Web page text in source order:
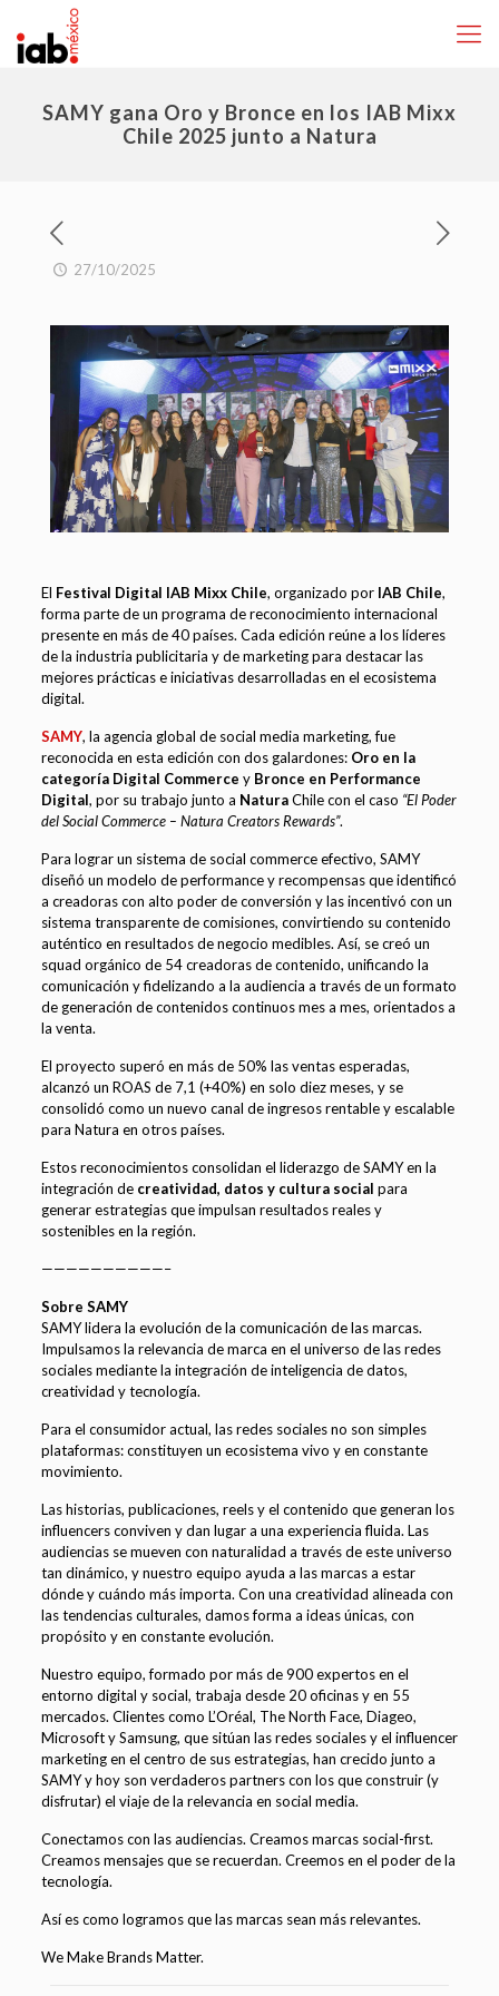
SAMY gana Oro y Bronce en los IAB Mixx
Chile 2025 junto a Natura
27/10/2025
El Festival Digital IAB Mixx Chile, organizado por IAB Chile,
forma parte de un programa de reconocimiento internacional
presente en más de 40 países. Cada edición reúne a los líderes
de la industria publicitaria y de marketing para destacar las
mejores prácticas e iniciativas desarrolladas en el ecosistema
digital.
SAMY, la agencia global de social media marketing, fue
reconocida en esta edición con dos galardones: Oro en la
categoría Digital Commerce y Bronce en Performance
Digital, por su trabajo junto a NaturaChile con el caso “El Poder
del Social Commerce – Natura Creators Rewards”.
Para lograr un sistema de social commerce efectivo, SAMY
diseñó un modelo de performance y recompensas que identificó
a creadoras con alto poder de conversión y las incentivó con un
sistema transparente de comisiones, convirtiendo su contenido
auténtico en resultados de negocio medibles. Así, se creó un
squad orgánico de 54 creadoras de contenido, unificando la
comunicación y fidelizando a la audiencia a través de un formato
de generación de contenidos continuos mes a mes, orientados a
la venta.
El proyecto superó en más de 50% las ventas esperadas,
alcanzó un ROAS de 7,1 (+40%) en solo diez meses, y se
consolidó como un nuevo canal de ingresos rentable y escalable
para Natura en otros países.
Estos reconocimientos consolidan el liderazgo de SAMY en la
integración de creatividad, datos y cultura social para
generar estrategias que impulsan resultados reales y
sostenibles en la región.
——————————–
Sobre SAMY
SAMY lidera la evolución de la comunicación de las marcas.
Impulsamos la relevancia de marca en el universo de las redes
sociales mediante la integración de inteligencia de datos,
creatividad y tecnología.
Para el consumidor actual, las redes sociales no son simples
plataformas: constituyen un ecosistema vivo y en constante
movimiento.
Las historias, publicaciones, reels y el contenido que generan los
influencers conviven y dan lugar a una experiencia fluida. Las
audiencias se mueven con naturalidad a través de este universo
tan dinámico, y nuestro equipo ayuda a las marcas a estar
dónde y cuándo más importa. Con una creatividad alineada con
las tendencias culturales, damos forma a ideas únicas, con
propósito y en constante evolución.
Nuestro equipo, formado por más de 900 expertos en el
entorno digital y social, trabaja desde 20 oficinas y en 55
mercados. Clientes como L’Oréal, The North Face, Diageo,
Microsoft y Samsung, que sitúan las redes sociales y el influencer
marketing en el centro de sus estrategias, han crecido junto a
SAMY y hoy son verdaderos partners con los que construir (y
disfrutar) el viaje de la relevancia en social media.
Conectamos con las audiencias. Creamos marcas social-first.
Creamos mensajes que se recuerdan. Creemos en el poder de la
tecnología.
Así es como logramos que las marcas sean más relevantes.
We Make Brands Matter.